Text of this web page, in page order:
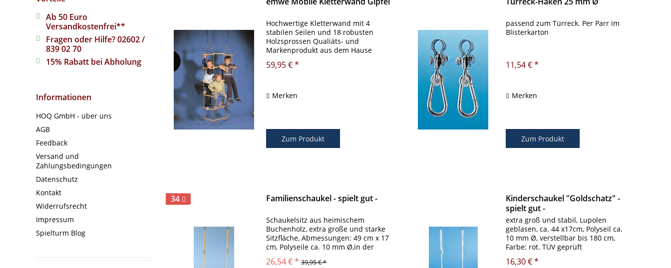
Ab 50 Euro
Versandkostenfrei**
Fragen oder Hilfe? 02602 /
839 02 70
15% Rabatt bei Abholung
Informationen
HOQ GmbH - über uns
AGB
Feedback
Versand und
Zahlungsbedingungen
Datenschutz
Kontakt
Widerrufsrecht
Impressum
Spielturm Blog
Hochwertige Kletterwand mit 4
stabilen Seilen und 18 robusten
Holzsprossen Qualiäts- und
Markenprodukt aus dem Hause
emwe. für den ultimativen Kletter-
und Spielplatz Ihrer kleinen
59,95 € *
Merken
Zum Produkt
passend zum Türreck. Per Parr im
Blisterkarton
11,54 € *
Merken
Zum Produkt
34 Familienschaukel - spielt gut -
Schaukelsitz aus heimischem
Buchenholz, extra große und starke
Sitzfläche, Abmessungen: 49 cm x 17
cm, Polyseile ca. 10 mm Ø,in der
Höhe bis 185 cm verstellbar.
26,54 € * 39,95 € *
Kinderschaukel "Goldschatz" -
spielt gut -
extra groß und stabil, Lupolen
geblasen, ca. 44 x17cm, Polyseil ca.
10 mm Ø, verstellbar bis 180 cm,
Farbe: rot. TÜV geprüft
16,30 € *